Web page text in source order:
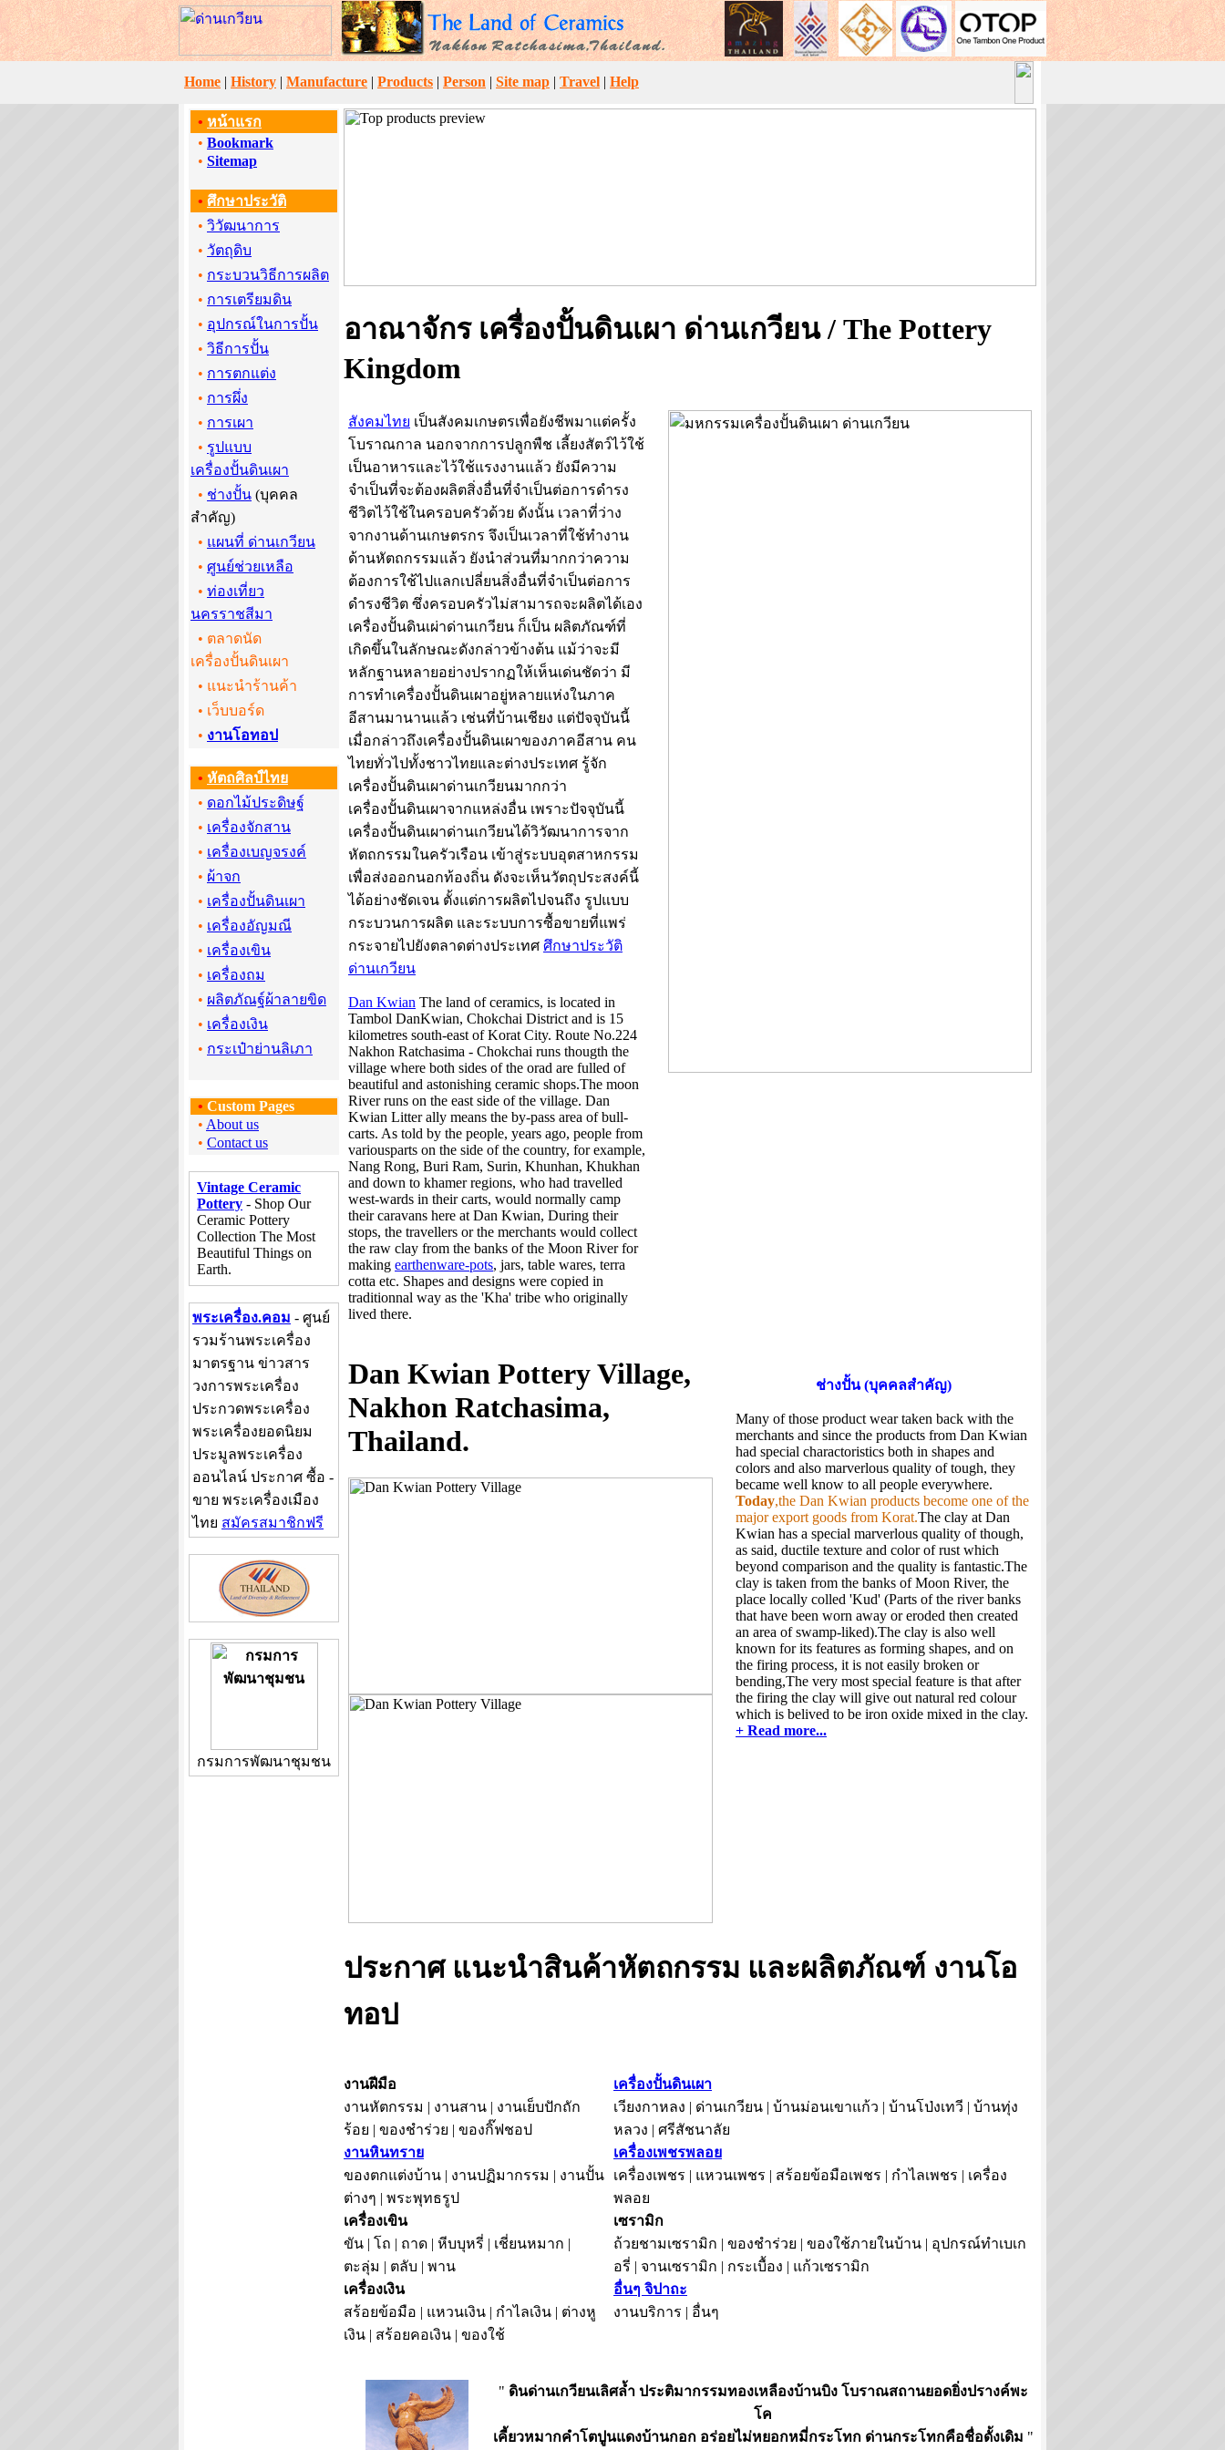
Home | History | Manufacture | Products | Person | Site map | Travel | Help
• หน้าแรก
• Bookmark
• Sitemap
• ศึกษาประวัติ
• วิวัฒนาการ
• วัตถุดิบ
• กระบวนวิธีการผลิต
• การเตรียมดิน
• อุปกรณ์ในการปั้น
• วิธีการปั้น
• การตกแต่ง
• การผึ่ง
• การเผา
• รูปแบบ
เครื่องปั้นดินเผา
• ช่างปั้น (บุคคล
สำคัญ)
• แผนที่ ด่านเกวียน
• ศูนย์ช่วยเหลือ
• ท่องเที่ยว
นครราชสีมา
• ตลาดนัด
เครื่องปั้นดินเผา
• แนะนำร้านค้า
• เว็บบอร์ด
• งานโอทอป
• หัตถศิลป์ไทย
• ดอกไม้ประดิษฐ์
• เครื่องจักสาน
• เครื่องเบญจรงค์
• ผ้าจก
• เครื่องปั้นดินเผา
• เครื่องอัญมณี
• เครื่องเขิน
• เครื่องถม
• ผลิตภัณฐ์ผ้าลายขิด
• เครื่องเงิน
• กระเป๋าย่านลิเภา
• Custom Pages
• About us
• Contact us
Vintage Ceramic
Pottery - Shop Our
Ceramic Pottery
Collection The Most
Beautiful Things on
Earth.
พระเครื่อง.คอม - ศูนย์
รวมร้านพระเครื่อง
มาตรฐาน ข่าวสาร
วงการพระเครื่อง
ประกวดพระเครื่อง
พระเครื่องยอดนิยม
ประมูลพระเครื่อง
ออนไลน์ ประกาศ ซื้อ -
ขาย พระเครื่องเมือง
ไทย สมัครสมาชิกฟรี
กรมการพัฒนาชุมชน
อาณาจักร เครื่องปั้นดินเผา ด่านเกวียน / The Pottery
Kingdom
สังคมไทย เป็นสังคมเกษตรเพื่อยังชีพมาแต่ครั้ง
โบราณกาล นอกจากการปลูกพืช เลี้ยงสัตว์ไว้ใช้
เป็นอาหารและไว้ใช้แรงงานแล้ว ยังมีความ
จำเป็นที่จะต้องผลิตสิ่งอื่นที่จำเป็นต่อการดำรง
ชีวิตไว้ใช้ในครอบครัวด้วย ดังนั้น เวลาที่ว่าง
จากงานด้านเกษตรกร จึงเป็นเวลาที่ใช้ทำงาน
ด้านหัตถกรรมแล้ว ยังนำส่วนที่มากกว่าความ
ต้องการใช้ไปแลกเปลี่ยนสิ่งอื่นที่จำเป็นต่อการ
ดำรงชีวิต ซึ่งครอบครัวไม่สามารถจะผลิตได้เอง
เครื่องปั้นดินเผ่าด่านเกวียน ก็เป็น ผลิตภัณฑ์ที่
เกิดขึ้นในลักษณะดังกล่าวข้างต้น แม้ว่าจะมี
หลักฐานหลายอย่างปรากฏให้เห็นเด่นชัดว่า มี
การทำเครื่องปั้นดินเผาอยู่หลายแห่งในภาค
อีสานมานานแล้ว เช่นที่บ้านเชียง แต่ปัจจุบันนี้
เมื่อกล่าวถึงเครื่องปั้นดินเผาของภาคอีสาน คน
ไทยทั่วไปทั้งชาวไทยและต่างประเทศ รู้จัก
เครื่องปั้นดินเผาด่านเกวียนมากกว่า
เครื่องปั้นดินเผาจากแหล่งอื่น เพราะปัจจุบันนี้
เครื่องปั้นดินเผาด่านเกวียนได้วิวัฒนาการจาก
หัตถกรรมในครัวเรือน เข้าสู่ระบบอุตสาหกรรม
เพื่อส่งออกนอกท้องถิ่น ดังจะเห็นวัตถุประสงค์นี้
ได้อย่างชัดเจน ตั้งแต่การผลิตไปจนถึง รูปแบบ
กระบวนการผลิต และระบบการซื้อขายที่แพร่
กระจายไปยังตลาดต่างประเทศ ศึกษาประวัติ
ด่านเกวียน
Dan Kwian The land of ceramics, is located in
Tambol DanKwian, Chokchai District and is 15
kilometres south-east of Korat City. Route No.224
Nakhon Ratchasima - Chokchai runs thougth the
village where both sides of the orad are fulled of
beautiful and astonishing ceramic shops.The moon
River runs on the east side of the village. Dan
Kwian Litter ally means the by-pass area of bull-
carts. As told by the people, years ago, people from
variousparts on the side of the country, for example,
Nang Rong, Buri Ram, Surin, Khunhan, Khukhan
and down to khamer regions, who had travelled
west-wards in their carts, would normally camp
their caravans here at Dan Kwian, During their
stops, the travellers or the merchants would collect
the raw clay from the banks of the Moon River for
making earthenware-pots, jars, table wares, terra
cotta etc. Shapes and designs were copied in
traditionnal way as the 'Kha' tribe who originally
lived there.
Dan Kwian Pottery Village,
Nakhon Ratchasima,
Thailand.
ช่างปั้น (บุคคลสำคัญ)
Many of those product wear taken back with the
merchants and since the products from Dan Kwian
had special charactoristics both in shapes and
colors and also marverlous quality of tough, they
became well know to all people everywhere.
Today,the Dan Kwian products become one of the
major export goods from Korat.The clay at Dan
Kwian has a special marverlous quality of though,
as said, ductile texture and color of rust which
beyond comparison and the quality is fantastic.The
clay is taken from the banks of Moon River, the
place locally colled 'Kud' (Parts of the river banks
that have been worn away or eroded then created
an area of swamp-liked).The clay is also well
known for its features as forming shapes, and on
the firing process, it is not easily broken or
bending,The very most special feature is that after
the firing the clay will give out natural red colour
which is belived to be iron oxide mixed in the clay.
+ Read more...
ประกาศ แนะนำสินค้าหัตถกรรม และผลิตภัณฑ์ งานโอ
ทอป
งานฝีมือ
งานหัตกรรม | งานสาน | งานเย็บปักถัก
ร้อย | ของชำร่วย | ของกิ๊ฟชอป
เครื่องปั้นดินเผา
เวียงกาหลง | ด่านเกวียน | บ้านม่อนเขาแก้ว | บ้านโป่งเทวี | บ้านทุ่ง
หลวง | ศรีสัชนาลัย
งานหินทราย
ของตกแต่งบ้าน | งานปฏิมากรรม | งานปั้น
ต่างๆ | พระพุทธรูป
เครื่องเพชรพลอย
เครื่องเพชร | แหวนเพชร | สร้อยข้อมือเพชร | กำไลเพชร | เครื่อง
พลอย
เครื่องเขิน
ขัน | โถ | ถาด | หีบบุหรี่ | เชี่ยนหมาก |
ตะลุ่ม | ตลับ | พาน
เซรามิก
ถ้วยชามเซรามิก | ของชำร่วย | ของใช้ภายในบ้าน | อุปกรณ์ทำเบเก
อรี่ | จานเซรามิก | กระเบื้อง | แก้วเซรามิก
เครื่องเงิน
สร้อยข้อมือ | แหวนเงิน | กำไลเงิน | ต่างหู
เงิน | สร้อยคอเงิน | ของใช้
อื่นๆ จิปาถะ
งานบริการ | อื่นๆ
" ดินด่านเกวียนเลิศล้ำ ประติมากรรมทองเหลืองบ้านบิง โบราณสถานยอดยิ่งปรางค์พะ
โค
เคี้ยวหมากคำโตปูนแดงบ้านกอก อร่อยไม่หยอกหมี่กระโทก ด่านกระโทกคือชื่อดั้งเดิม "